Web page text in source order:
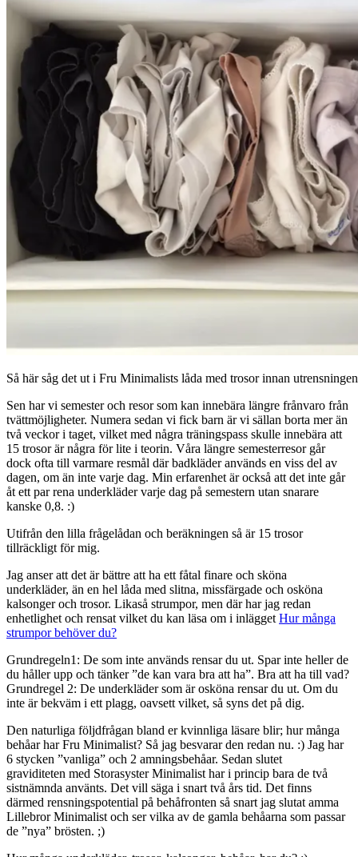
Så här såg det ut i Fru Minimalists låda med trosor innan
Sen har vi semester och resor som kan innebära längre frånvaro från
tvättmöjligheter. Numera sedan vi fick barn är vi sällan borta mer än
två veckor i taget, vilket med några träningspass skulle innebära att
15 trosor är några för lite i teorin. Våra längre semesterresor går
dock ofta till varmare resmål där badkläder används en viss del av
dagen, om än inte varje dag. Min erfarenhet är också att det inte går
åt ett par rena underkläder varje dag på semestern utan snarare
kanske 0,8. :)
Utifrån den lilla frågelådan och beräkningen så är 15 trosor
tillräckligt för mig.
Jag anser att det är bättre att ha ett fåtal finare och sköna
underkläder, än en hel låda med slitna, missfärgade och osköna
kalsonger och trosor. Likaså strumpor, men där har jag redan
enhetlighet och rensat vilket du kan läsa om i inlägget Hur många
strumpor behöver du?
Grundregeln1: De som inte används rensar du ut. Spar inte heller de
du håller upp och tänker ”de kan vara bra att ha”. Bra att ha till vad?
Grundregel 2: De underkläder som är osköna rensar du ut. Om du
inte är bekväm i ett plagg, oavsett vilket, så syns det på dig.
Den naturliga följdfrågan bland er kvinnliga läsare blir; hur många
behåar har Fru Minimalist? Så jag besvarar den redan nu. :) Jag har
6 stycken ”vanliga” och 2 amningsbehåar. Sedan slutet
graviditeten med Storasyster Minimalist har i princip bara de två
sistnämnda använts. Det vill säga i snart två års tid. Det finns
därmed rensningspotential på behåfronten så snart jag slutat amma
Lillebror Minimalist och ser vilka av de gamla behåarna som passar
de ”nya” brösten. ;)